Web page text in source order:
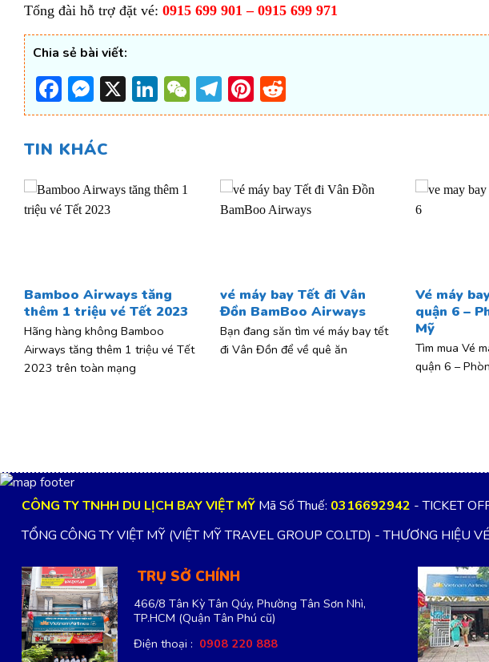
Tổng đài hỗ trợ đặt vé: 0915 699 901 – 0915 699 971
Chia sẻ bài viết:
Facebook
Messenger
X LinkedIn
WeChat
Telegram
Pinterest
TIN KHÁC
Bamboo Airways tăng
thêm 1 triệu vé Tết 2023
Hãng hàng không Bamboo
Airways tăng thêm 1 triệu vé Tết
2023 trên toàn mạng
vé máy bay Tết đi Vân
Đồn BamBoo Airways
Bạn đang săn tìm vé máy bay tết
đi Vân Đồn để về quê ăn
Vé máy
quận 6 –
Mỹ
Tìm mua Vé
quận 6 –
CÔNG TY TNHH DU LỊCH BAY VIỆT MỸ Mã Số Thuế: 0316692942 - TICKET
TỔNG CÔNG TY VIỆT MỸ (VIỆT MỸ TRAVEL GROUP CO.LTD) - THƯƠNG HIỆU
TRỤ SỞ CHÍNH
466/8 Tân Kỳ Tân Qúy, Phường Tân Sơn Nhì,
TP.HCM (Quận Tân Phú cũ)
Điện thoại : 0908 220 888